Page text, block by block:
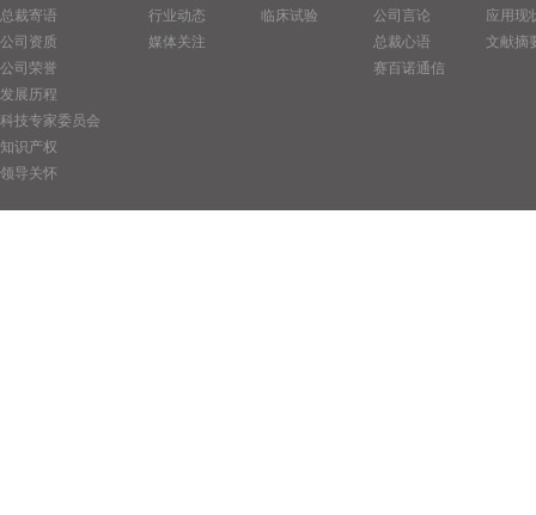
总裁寄语
公司资质
公司荣誉
发展历程
科技专家委员会
知识产权
领导关怀
行业动态
媒体关注
临床试验
公司言论
总裁心语
赛百诺通信
应用现
文献摘